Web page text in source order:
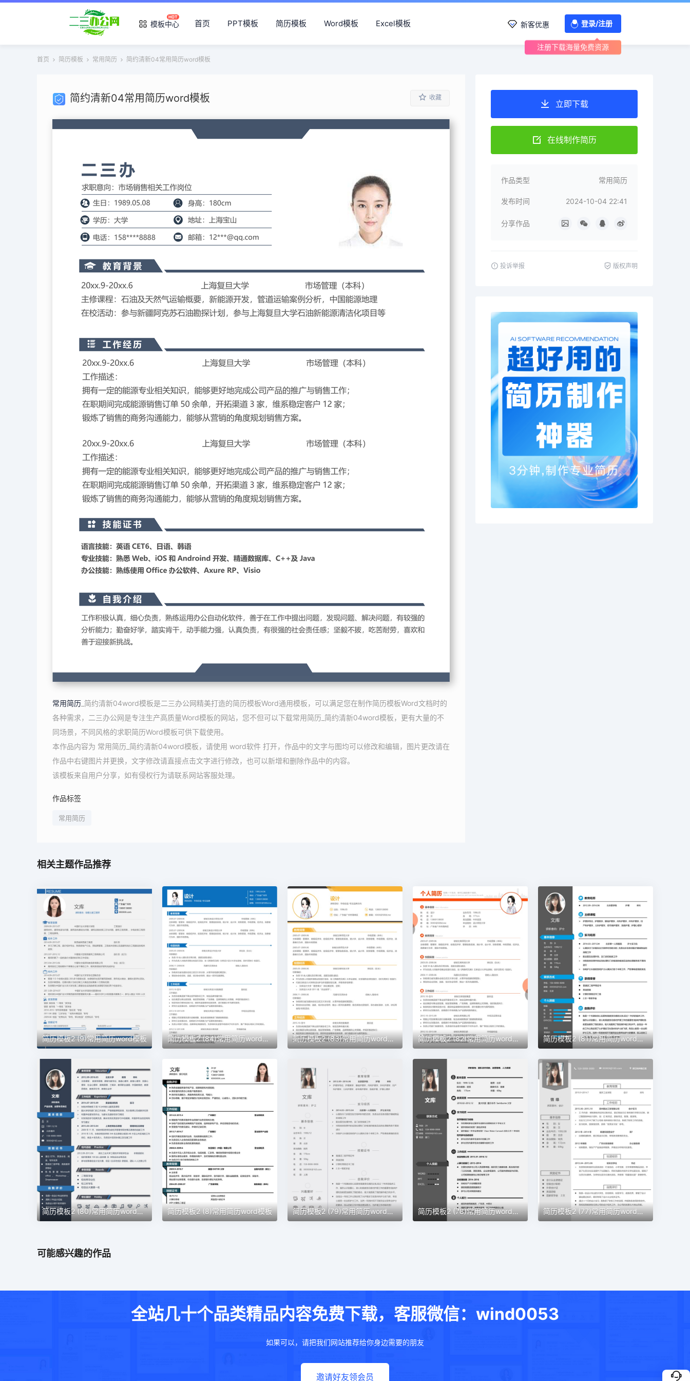
模板中心 首页 PPT模板 简历模板 Word模板 Excel模板 新客优惠 登录/注册
注册下载海量免费资源
首页 简历模板 常用简历 简约清新04常用简历word模板
简约清新04常用简历word模板 收藏
常用简历 _简约清新04word模板是二三办公网精美打造的简历模板Word通用模板，可以满足您在制作简历模板Word文档时的
各种需求，二三办公网是专注生产高质量Word模板的网站，您不但可以下载常用简历_简约清新04word模板，更有大量的不
同场景，不同风格的求职简历Word模板可供下载使用。
本作品内容为 常用简历_简约清新04word模板，请使用 word软件 打开，作品中的文字与图均可以修改和编辑，图片更改请在
作品中右键图片并更换，文字修改请直接点击文字进行修改，也可以新增和删除作品中的内容。
该模板来自用户分享，如有侵权行为请联系网站客服处理。
作品标签
常用简历
立即下载
在线制作简历
作品类型 常用简历
发布时间 2024-10-04 22:41
分享作品
投诉举报 版权声明
相关主题作品推荐
简历模板2 (9)常用简历word模板 简历模板2 (84)常用简历word模板 简历模板2 (83)常用简历word模板 简历模板2 (82)常用简历word模板 简历模板2 (81)常用简历word模板
简历模板2 (80)常用简历word模板 简历模板2 (8)常用简历word模板 简历模板2 (79)常用简历word模板 简历模板2 (78)常用简历word模板 简历模板2 (77)常用简历word模板
可能感兴趣的作品
全站几十个品类精品内容免费下载，客服微信：wind0053
如果可以，请把我们网站推荐给你身边需要的朋友
邀请好友领会员